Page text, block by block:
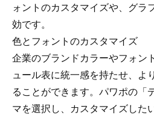
ォントのカスタマイズや、グラ
効です。
色とフォントのカスタマイズ
企業のブランドカラーやフォン
ュール表に統一感を持たせ、よ
ることができます。パワポの「
マを選択し、カスタマイズした